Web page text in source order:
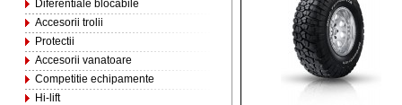
Diferentiale blocabile
Accesorii trolii
Protectii
Accesorii vanatoare
Competitie echipamente
Hi-lift